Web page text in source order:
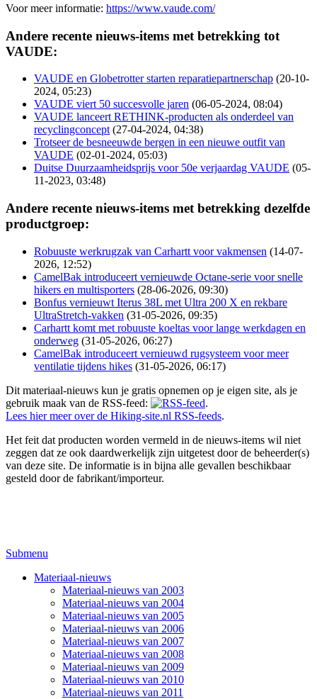
Voor meer informatie: https://www.vaude.com/
Andere recente nieuws-items met betrekking tot
VAUDE:
VAUDE en Globetrotter starten reparatiepartnerschap (20-10-
2024, 05:23)
VAUDE viert 50 succesvolle jaren (06-05-2024, 08:04)
VAUDE lanceert RETHINK-producten als onderdeel van
recyclingconcept (27-04-2024, 04:38)
Trotseer de besneeuwde bergen in een nieuwe outfit van
VAUDE (02-01-2024, 05:03)
Duitse Duurzaamheidsprijs voor 50e verjaardag VAUDE (05-
11-2023, 03:48)
Andere recente nieuws-items met betrekking dezelfde
productgroep:
Robuuste werkrugzak van Carhartt voor vakmensen (14-07-
2026, 12:52)
CamelBak introduceert vernieuwde Octane-serie voor snelle
hikers en multisporters (28-06-2026, 09:30)
Bonfus vernieuwt Iterus 38L met Ultra 200 X en rekbare
UltraStretch-vakken (31-05-2026, 09:35)
Carhartt komt met robuuste koeltas voor lange werkdagen en
onderweg (31-05-2026, 06:27)
CamelBak introduceert vernieuwd rugsysteem voor meer
ventilatie tijdens hikes (31-05-2026, 06:17)
Dit materiaal-nieuws kun je gratis opnemen op je eigen site, als je
gebruik maak van de RSS-feed:
.
Lees hier meer over de Hiking-site.nl RSS-feeds.
Het feit dat producten worden vermeld in de nieuws-items wil niet
zeggen dat ze ook daardwerkelijk zijn uitgetest door de beheerder(s)
van deze site. De informatie is in bijna alle gevallen beschikbaar
gesteld door de fabrikant/importeur.
Submenu
Materiaal-nieuws
Materiaal-nieuws van 2003
Materiaal-nieuws van 2004
Materiaal-nieuws van 2005
Materiaal-nieuws van 2006
Materiaal-nieuws van 2007
Materiaal-nieuws van 2008
Materiaal-nieuws van 2009
Materiaal-nieuws van 2010
Materiaal-nieuws van 2011